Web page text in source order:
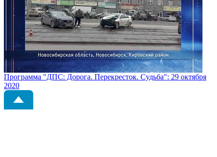
Программа "ДПС: Дорога. Перекресток. Судьба": 29 октября
2020